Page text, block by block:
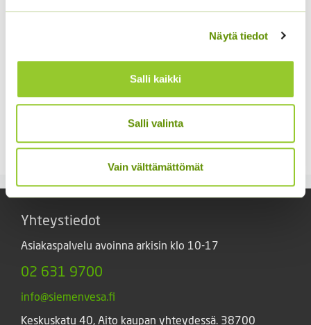
Näytä tiedot
Salli kaikki
Salli valinta
Vain välttämättömät
Kiinanasteri Hulk (50 s)
4,00€ Sisältää arvonlisäveron
Kiinanasteri Matador
3,80€ Sisältää arvonlisäveron
Yhteystiedot
Asiakaspalvelu avoinna arkisin klo 10-17
02 631 9700
info@siemenvesa.fi
Keskuskatu 40, Aito kaupan yhteydessä. 38700